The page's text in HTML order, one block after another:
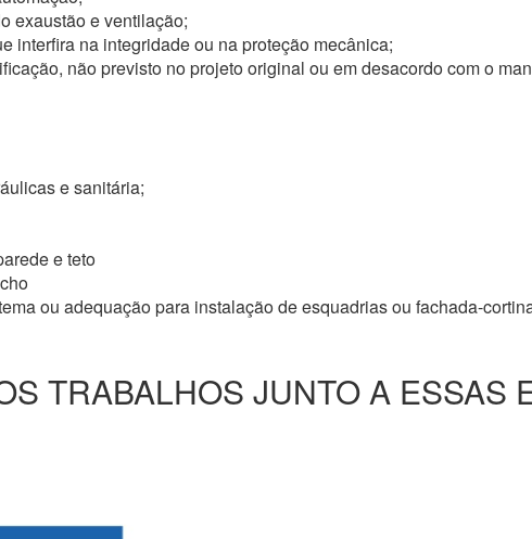
exaustão e ventilação;
interfira na integridade ou na proteção mecânica;
não previsto no projeto original ou em desacordo com o
e sanitária;
e teto
ou adequação para instalação de esquadrias ou fachada-
TRABALHOS JUNTO A ESSAS